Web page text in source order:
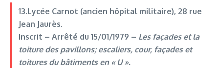
13.Lycée Carnot (ancien hôpital militaire), 28 rue
Jean Jaurès.
Inscrit – Arrêté du 15/01/1979 – Les façades et la
toiture des pavillons; escaliers, cour, façades et
toitures du bâtiments en « U ».